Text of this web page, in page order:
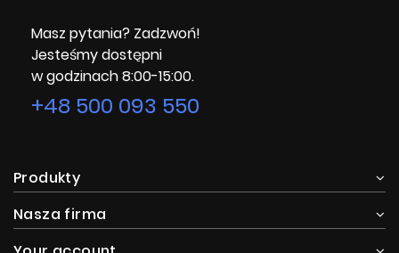
Masz pytania? Zadzwoń!
Jesteśmy dostępni
w godzinach 8:00-15:00.
+48 500 093 550
Produkty
Nasza firma